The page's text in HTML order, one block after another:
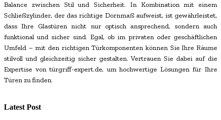
Balance zwischen Stil und Sicherheit. In Kombination mit einem
Schließzylinder, der das richtige Dornmaß aufweist, ist gewährleistet,
dass Ihre Glastüren nicht nur optisch ansprechend, sondern auch
funktional und sicher sind. Egal, ob im privaten oder geschäftlichen
Umfeld – mit den richtigen Türkomponenten können Sie Ihre Räume
stilvoll und gleichzeitig sicher gestalten. Vertrauen Sie dabei auf die
Expertise von türgriff-expert.de, um hochwertige Lösungen für Ihre
Türen zu finden.
Latest Post